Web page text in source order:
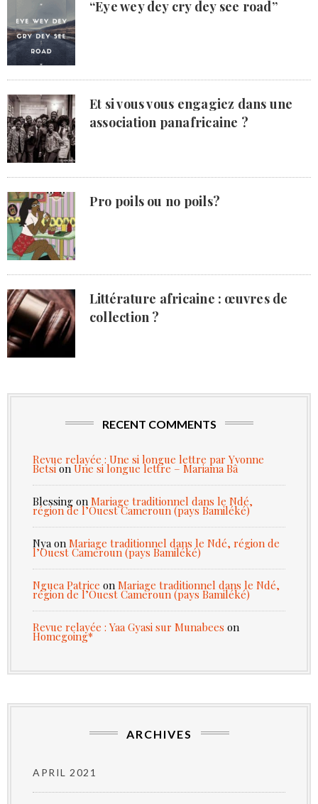
“Eye wey dey cry dey see road”
Et si vous vous engagiez dans une
association panafricaine ?
Pro poils ou no poils?
Littérature africaine : œuvres de
collection ?
RECENT COMMENTS
Revue relayée : Une si longue lettre par Yvonne
BetsionUne si longue lettre – Mariama Bâ
Blessing on Mariage traditionnel dans le Ndé,
région de l’Ouest Cameroun (pays Bamiléké)
Nya on Mariage traditionnel dans le Ndé, région de
l’Ouest Cameroun (pays Bamiléké)
Nguea Patrice on Mariage traditionnel dans le Ndé,
région de l’Ouest Cameroun (pays Bamiléké)
Revue relayée : Yaa Gyasi sur Munabees on
Homegoing*
ARCHIVES
APRIL 2021